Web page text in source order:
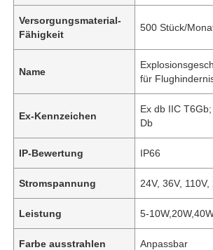
Versorgungsmaterial-
Fähigkeit
500 Stück/
Name
für
Ex-Kennzeichen
Ex db IIC
Db
IP-Bewertung IP66
Stromspannung 24V, 36V,
Leistung 5-
Farbe ausstrahlen Anpassbar